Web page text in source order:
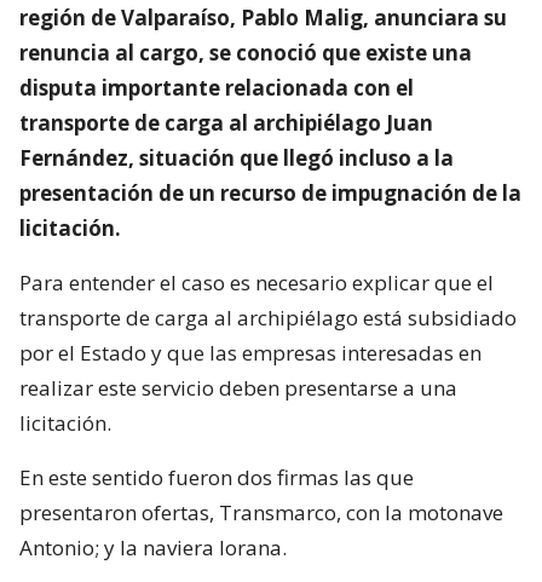
región de Valparaíso, Pablo Malig, anunciara su
renuncia al cargo, se conoció que existe una
disputa importante relacionada con el
transporte de carga al archipiélago Juan
Fernández, situación que llegó incluso a la
presentación de un recurso de impugnación de la
licitación.
Para entender el caso es necesario explicar que el
transporte de carga al archipiélago está subsidiado
por el Estado y que las empresas interesadas en
realizar este servicio deben presentarse a una
licitación.
En este sentido fueron dos firmas las que
presentaron ofertas, Transmarco, con la motonave
Antonio; y la naviera Iorana.